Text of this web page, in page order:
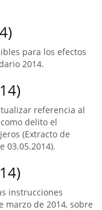
para los efectos
2014.
referencia al
delito el
(Extracto de
03.05.2014).
instrucciones
marzo de 2014, sobre